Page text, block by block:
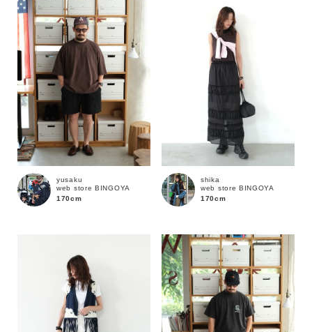
キーワード
MENS LADIES KIDS
yusaku
web store BINGOYA
170cm
shika
web store BINGOYA
170cm